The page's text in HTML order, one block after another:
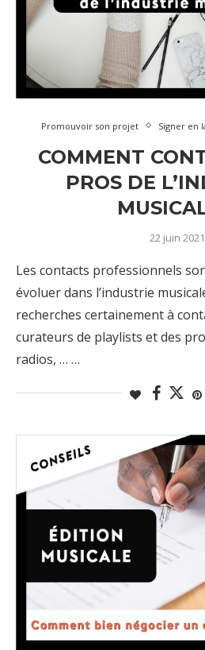
Promouvoir son projet Signer en
COMMENT
PROS DE
22 juin 2021
Les contacts professionnels
évoluer dans l’industrie
recherches certainement à
curateurs de playlists et des
radios, … …